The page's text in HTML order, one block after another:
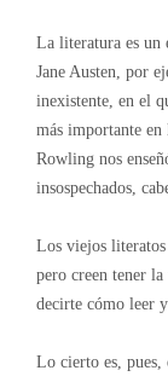
La literatura es un
Jane Austen, por
inexistente, en el
más importante en
Rowling nos
insospechados,
Los viejos literatos
pero creen tener
decirte cómo leer
Lo cierto es, pues,